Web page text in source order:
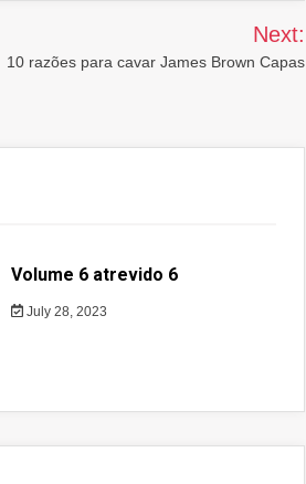
Next:
10 razões para cavar James Brown Capas
Volume 6 atrevido 6
July 28, 2023